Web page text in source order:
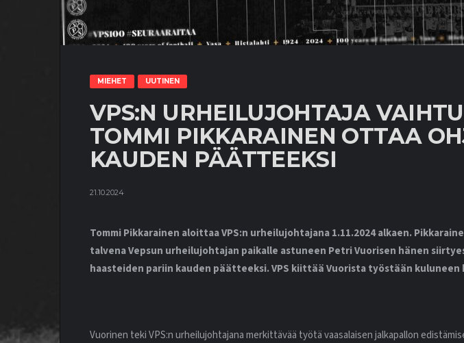
MIEHET UUTINEN
VPS:N URHEILUJOHTAJA
TOMMI PIKKARAINEN OTTAA
KAUDEN PÄÄTTEEKSI
21.10.2024
Tommi Pikkarainen aloittaa VPS:n urheilujohtajana 1.11.2024 alkaen.
talvena Vepsun urheilujohtajan paikalle astuneen Petri Vuorisen hänen
haasteiden pariin kauden päätteeksi. VPS kiittää Vuorista työstään kuluneen
Vuorinen teki VPS:n urheilujohtajana merkittävää työtä vaasalaisen jalkapallon